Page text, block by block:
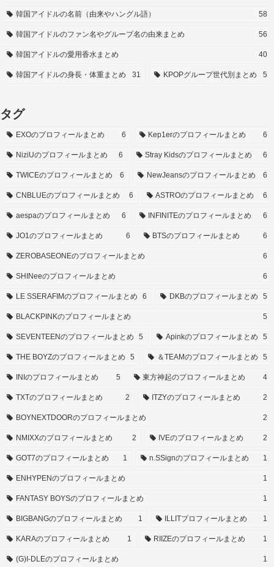
韓国アイドルの名前（由来やハングル語） 58
韓国アイドルのファン名やグループ名の由来まとめ 56
韓国アイドルの愛用香水まとめ 40
韓国アイドルの身長・体重まとめ 31 KPOPグループ世代別まとめ 5
タグ
EXOのプロフィールまとめ 6 Kep1erのプロフィールまとめ 6
NiziUのプロフィールまとめ 6 Stray Kidsのプロフィールまとめ 6
TWICEのプロフィールまとめ 6 NewJeansのプロフィールまとめ 6
CNBLUEのプロフィールまとめ 6 ASTROのプロフィールまとめ 6
aespaのプロフィールまとめ 6 INFINITEのプロフィールまとめ 6
JO1のプロフィールまとめ 6 BTSのプロフィールまとめ 6
ZEROBASEONEのプロフィールまとめ 6
SHINeeのプロフィールまとめ 6
LE SSERAFIMのプロフィールまとめ 6 DKBのプロフィールまとめ 5
BLACKPINKのプロフィールまとめ 5
SEVENTEENのプロフィールまとめ 5 Apinkのプロフィールまとめ 5
THE BOYZのプロフィールまとめ 5 ＆TEAMのプロフィールまとめ 5
INIのプロフィールまとめ 5 東方神起のプロフィールまとめ 4
TXTのプロフィールまとめ 2 ITZYのプロフィールまとめ 2
BOYNEXTDOORのプロフィールまとめ 2
NMIXXのプロフィールまとめ 2 IVEのプロフィールまとめ 2
GOT7のプロフィールまとめ 1 n.SSignのプロフィールまとめ 1
ENHYPENのプロフィールまとめ 1
FANTASY BOYSのプロフィールまとめ 1
BIGBANGのプロフィールまとめ 1 ILLITプロフィールまとめ 1
KARAのプロフィールまとめ 1 RIIZEのプロフィールまとめ 1
(G)I-DLEのプロフィールまとめ 1